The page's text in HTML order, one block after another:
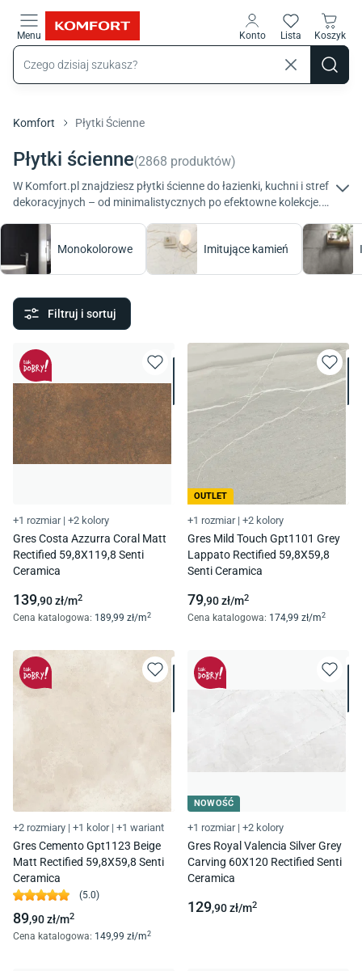
Menu Konto Lista Koszyk
Komfort Płytki Ścienne
Płytki ścienne(2868 produktów)
W Komfort.pl znajdziesz płytki ścienne do łazienki, kuchni i stref
dekoracyjnych – od minimalistycznych po efektowne kolekcje.
Twojego stylu i codziennych potrzeb. Zobacz ofertę Komfort!
Monokolorowe
Imitujące kamień
Filtruj i sortuj
+1 rozmiar | +2 kolory
Gres Costa Azzurra Coral Matt
Rectified 59,8X119,8 Senti
Ceramica
139,90zł/m2
Cena katalogowa: 189,99 zł/m2
OUTLET
+1 rozmiar | +2 kolory
Gres Mild Touch Gpt1101 Grey
Lappato Rectified 59,8X59,8
Senti Ceramica
79,90zł/m2
Cena katalogowa: 174,99 zł/m2
+2 rozmiary | +1 kolor | +1 wariant
Gres Cemento Gpt1123 Beige
Matt Rectified 59,8X59,8 Senti
Ceramica
(5.0)
89,90zł/m2
Cena katalogowa: 149,99 zł/m2
NOWOŚĆ
+1 rozmiar | +2 kolory
Gres Royal Valencia Silver Grey
Carving 60X120 Rectified Senti
Ceramica
129,90zł/m2